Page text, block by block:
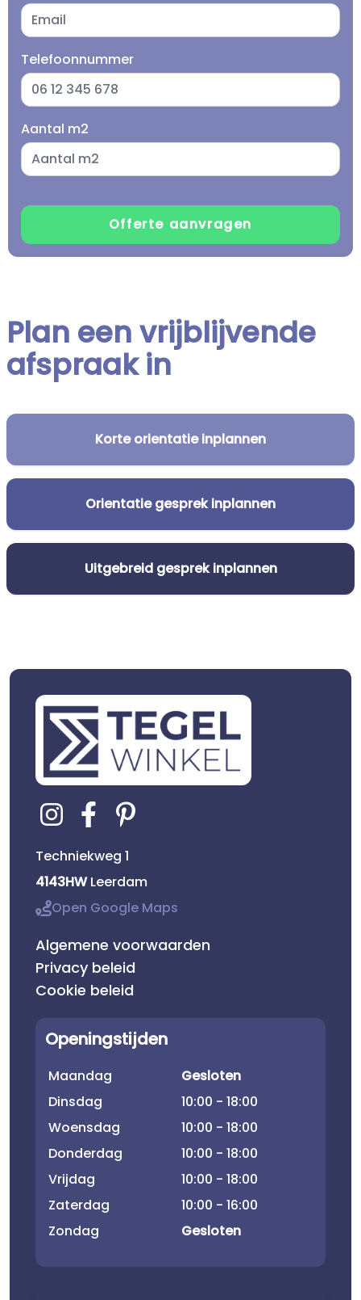
Telefoonnummer
Aantal m2
Plan een vrijblijvende
afspraak in
Korte orientatie inplannen
Orientatie gesprek inplannen
Uitgebreid gesprek inplannen
Techniekweg 1
4143HWLeerdam
Open Google Maps
Algemene voorwaarden
Privacy beleid
Cookie beleid
Openingstijden
Maandag
Gesloten
Dinsdag
10:00 - 18:00
Woensdag
10:00 - 18:00
Donderdag
10:00 - 18:00
Vrijdag
10:00 - 18:00
Zaterdag
10:00 - 16:00
Zondag
Gesloten